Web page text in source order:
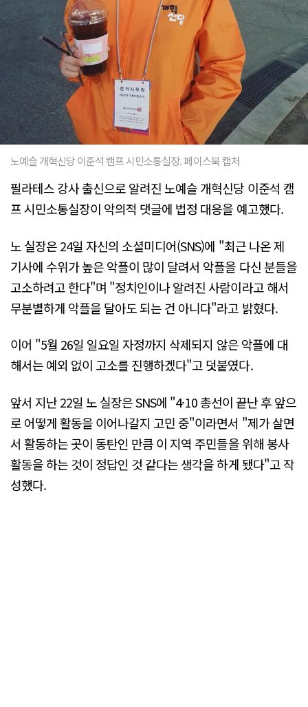
노예슬 개혁신당 이준석 캠프 시민소통실장. 페이스북 캡처
필라테스 강사 출신으로 알려진 노예슬 개혁신당 이준석 캠
프 시민소통실장이 악의적 댓글에 법정 대응을 예고했다.
노 실장은 24일 자신의 소셜미디어(SNS)에 "최근 나온 제
기사에 수위가 높은 악플이 많이 달려서 악플을 다신 분들을
고소하려고 한다"며 "정치인이나 알려진 사람이라고 해서
무분별하게 악플을 달아도 되는 건 아니다"라고 밝혔다.
이어 "5월 26일 일요일 자정까지 삭제되지 않은 악플에 대
해서는 예외 없이 고소를 진행하겠다"고 덧붙였다.
앞서 지난 22일 노 실장은 SNS에 "4·10 총선이 끝난 후 앞으
로 어떻게 활동을 이어나갈지 고민 중"이라면서 "제가 살면
서 활동하는 곳이 동탄인 만큼 이 지역 주민들을 위해 봉사
활동을 하는 것이 정답인 것 같다는 생각을 하게 됐다"고 작
성했다.